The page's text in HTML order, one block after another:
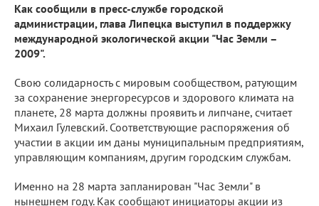
Как сообщили в пресс-службе городской
администрации, глава Липецка выступил в поддержку
международной экологической акции "Час Земли –
2009".
Свою солидарность с мировым сообществом, ратующим
за сохранение энергоресурсов и здорового климата на
планете, 28 марта должны проявить и липчане, считает
Михаил Гулевский. Соответствующие распоряжения об
участии в акции им даны муниципальным предприятиям,
управляющим компаниям, другим городским службам.
Именно на 28 марта запланирован "Час Земли" в
нынешнем году. Как сообщают инициаторы акции из